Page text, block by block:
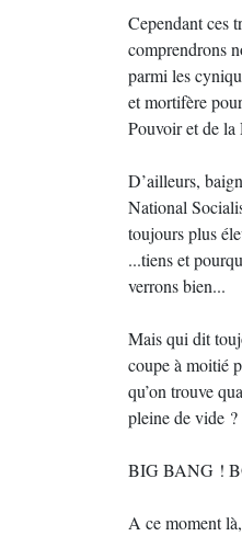
Cependant ces
comprendrons
parmi les
et mortifère
Pouvoir et de
D’ailleurs,
National
toujours plus
...tiens et
verrons bien...
Mais qui dit
coupe à moitié
qu’on trouve
pleine de vide
BIG BANG !
A ce moment